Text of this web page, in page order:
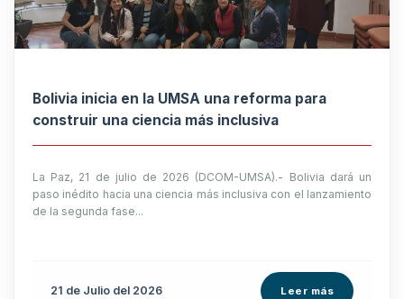
Bolivia inicia en la UMSA una reforma para
construir una ciencia más inclusiva
La Paz, 21 de julio de 2026 (DCOM-UMSA).- Bolivia dará un
paso inédito hacia una ciencia más inclusiva con el lanzamiento
de la segunda fase...
21 de Julio del 2026 Leer más